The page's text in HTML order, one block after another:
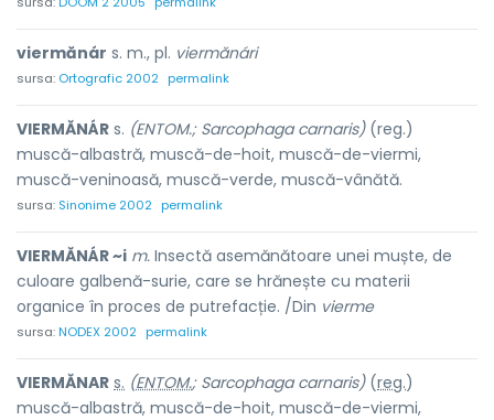
viermănár s. m., pl. viermănári
sursa: Ortografic 2002 permalink
VIERMĂNÁR s. (ENTOM.; Sarcophaga carnaris)(reg.)
muscă-albastră, muscă-de-hoit, muscă-de-viermi,
muscă-veninoasă, muscă-verde, muscă-vânătă.
sursa: Sinonime 2002 permalink
VIERMĂNÁR ~i m. Insectă asemănătoare unei muște, de
culoare galbenă-surie, care se hrănește cu materii
organice în proces de putrefacție. /Din vierme
sursa:NODEX 2002 permalink
VIERMĂNAR s. (ENTOM.; Sarcophaga carnaris)(reg.)
muscă-albastră, muscă-de-hoit, muscă-de-viermi,